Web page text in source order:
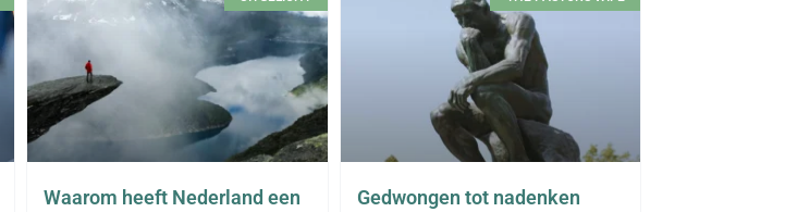
Waarom heeft Nederland een
Gedwongen tot nadenken